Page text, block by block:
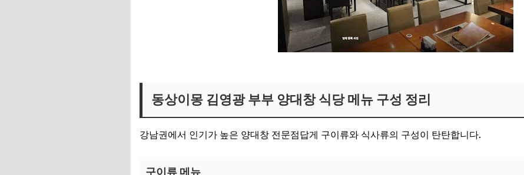
동상이몽 김영광 부부 양대창 식당 메뉴 구성 정리
강남권에서 인기가 높은 양대창 전문점답게 구이류와 식사류의 구성이 탄탄합니다.
구이류 메뉴